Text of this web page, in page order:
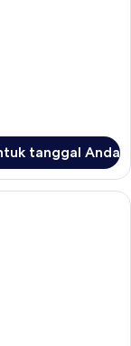
tanggal Anda
Pool Villa - West |